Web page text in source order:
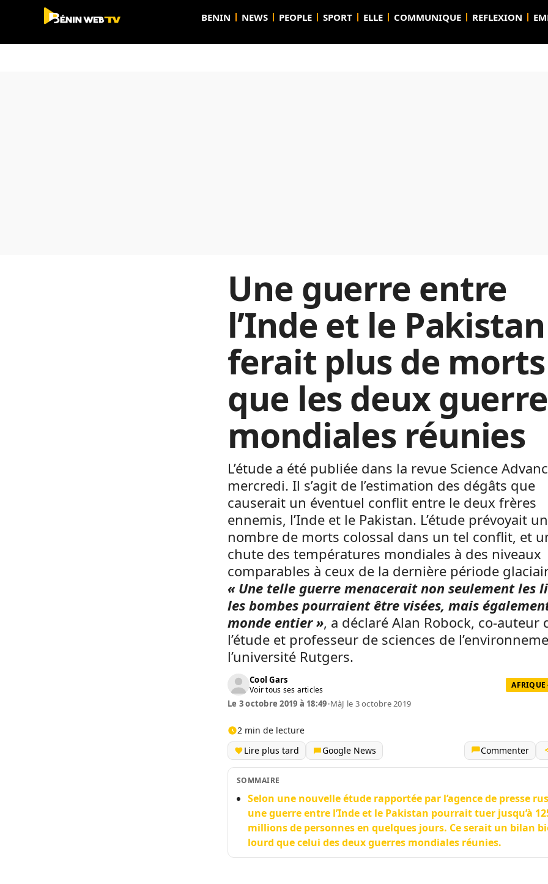
BENIN NEWS PEOPLE SPORT ELLE COMMUNIQUE REFLEXION
Une guerre entre
l’Inde et le Pakistan
ferait plus de morts
que les deux
mondiales réunies
L’étude a été publiée dans la revue Science
mercredi. Il s’agit de l’estimation des dégâts que
causerait un éventuel conflit entre le deux frères
ennemis, l’Inde et le Pakistan. L’étude prévoyait un
nombre de morts colossal dans un tel conflit, et
chute des températures mondiales à des niveaux
comparables à ceux de la dernière période
« Une telle guerre menacerait non seulement les
les bombes pourraient être visées, mais
monde entier », a déclaré Alan Robock, co-auteur
l’étude et professeur de sciences de
l’université Rutgers.
Cool Gars
Voir tous ses articles AFRIQUE
Le 3 octobre 2019 à 18:49•MàJ le 3 octobre 2019
2 min de lecture
Lire plus tard
Google News Commenter
SOMMAIRE
Selon une nouvelle étude rapportée par l’agence de presse
une guerre entre l’Inde et le Pakistan pourrait tuer jusqu’à
millions de personnes en quelques jours. Ce serait un bilan
lourd que celui des deux guerres mondiales réunies.